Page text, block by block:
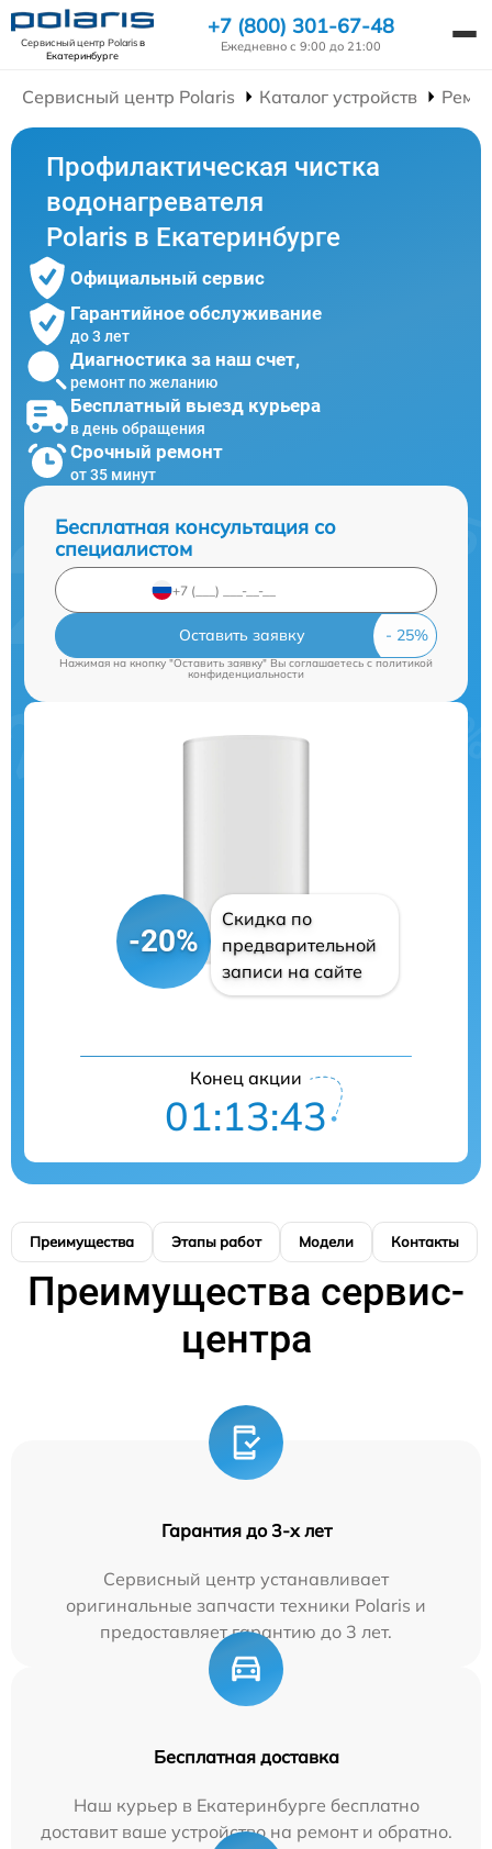
Сервисный центр Polarisв
Екатеринбурге
+7 (800) 301-67-48
Ежедневно с 9:00 до 21:00
Сервисный центр Polaris Каталог устройств
Профилактическая чистка
водонагревателя
Polaris в Екатеринбурге
Официальный сервис
Гарантийное обслуживание
до 3 лет
Диагностика за наш счет,
ремонт по желанию
Бесплатный выезд курьера
в день обращения
Срочный ремонт
от 35 минут
Бесплатная консультация со
специалистом
Оставить заявку
Нажимая на кнопку "Оставить заявку" Вы соглашаетесь cполитикой
конфиденциальности
-20%
Скидка по
предварительной
записи на сайте
Конец акции
01:13:42
Преимущества Этапы работ Модели Контакты
Преимущества сервис-
центра
Гарантия до 3-х лет
Сервисный центр устанавливает
оригинальные запчасти техники Polaris и
предоставляет гарантию до 3 лет.
Бесплатная доставка
Наш курьер в Екатеринбурге бесплатно
доставит ваше устройство на ремонт и обратно.